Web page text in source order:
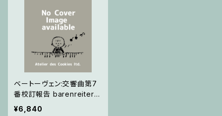
ベートーヴェン:交響曲第7
番校訂報告 barenreiter /
校訂報告
¥6,840